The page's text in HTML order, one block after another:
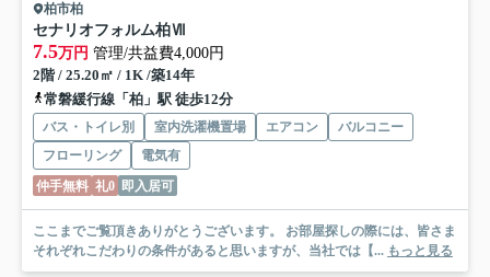
柏市柏
セナリオフォルム柏Ⅶ
7.5万円 管理/共益費4,000円
2階 / 25.20㎡ / 1K /築14年
常磐緩行線「柏」駅 徒歩12分
バス・トイレ別 室内洗濯機置場 エアコン
バルコニー
フローリング
電気有
仲手無料 礼0 即入居可
ここまでご覧頂きありがとうございます。 お部屋探しの際には、皆さま
それぞれこだわりの条件があると思いますが、当社では【... もっと見る